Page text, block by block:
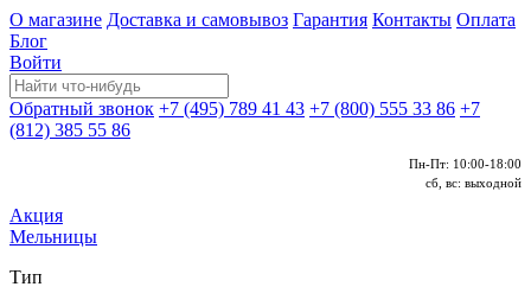
О магазине Доставка и самовывоз Гарантия Контакты Оплата
Блог
Войти
Обратный звонок +7 (495) 789 41 43 +7 (800) 555 33 86 +7
(812) 385 55 86
Пн-Пт: 10:00-18:00
сб, вс: выходной
Акция
Мельницы
Тип